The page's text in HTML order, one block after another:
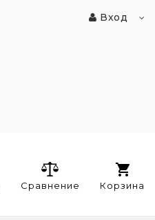
Вход
Корзина
Сравнение